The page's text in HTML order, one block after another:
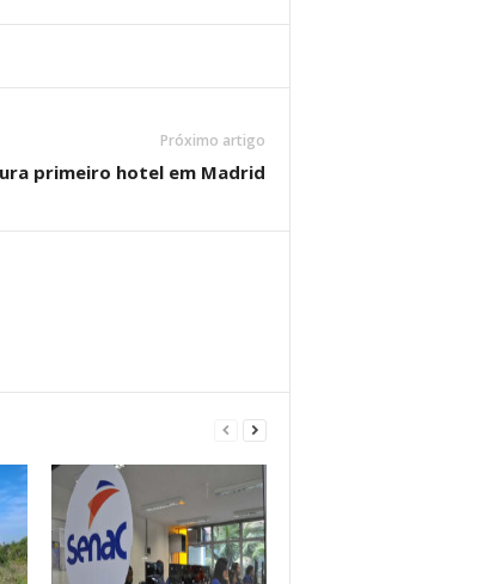
Próximo artigo
primeiro hotel em Madrid